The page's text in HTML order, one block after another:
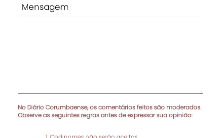
Mensagem
No Diário Corumbaense, os comentários feitos são moderados.
Observe as seguintes regras antes de expressar sua opinião: